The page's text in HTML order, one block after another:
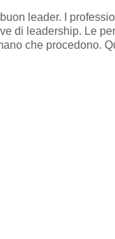
leader. I
di leadership. Le
che procedono.